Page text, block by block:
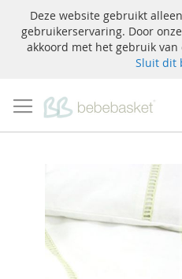
Deze website gebruikt
gebruikerservaring. Door
akkoord met het gebruik van
Sluit dit
naar
de
inhoud